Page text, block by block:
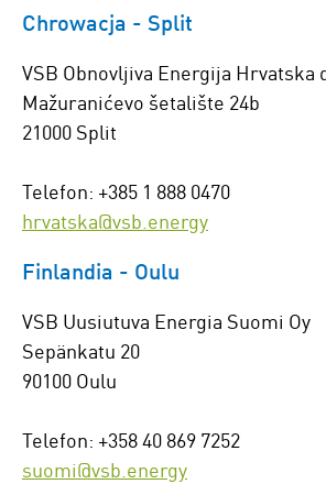
Chrowacja - Split
VSB Obnovljiva Energija Hrvatska
Mažuranićevo šetalište 24b
21000 Split
Telefon: +385 1 888 0470
hrvatska@vsb.energy
Finlandia - Oulu
VSB Uusiutuva Energia Suomi Oy
Sepänkatu 20
90100 Oulu
Telefon: +358 40 869 7252
suomi@vsb.energy